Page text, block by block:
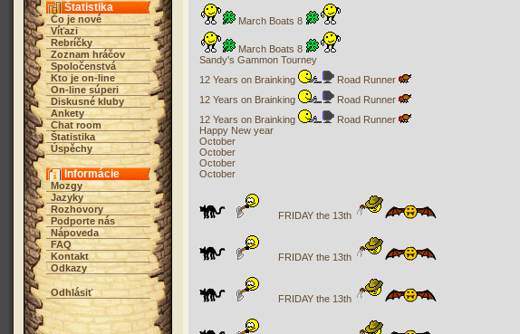
Štatistika
Čo je nové
Víťazi
Rebríčky
Zoznam hráčov
Spoločenstvá
Kto je on-line
On-line súperi
Diskusné kluby
Ankety
Chat room
Štatistika
Úspěchy
Informácie
Mozgy
Jazyky
Rozhovory
Podporte nás
Nápoveda
FAQ
Kontakt
Odkazy
Odhlásiť
March Boats 8
March Boats 8
Sandy's Gammon Tourney
12 Years on Brainking
Road Runner
12 Years on Brainking
Road Runner
12 Years on Brainking
Road Runner
Happy New year
October
October
October
October
FRIDAY the 13th
FRIDAY the 13th
FRIDAY the 13th